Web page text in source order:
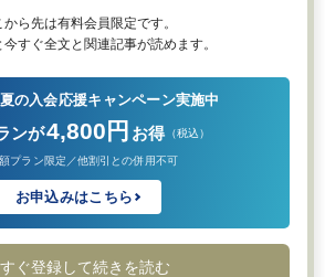
から先は有料会員限定です。
すぐ全文と関連記事が読めます。
夏の入会応援キャンペーン実施中
ンが4,800円 お得 （税込）
プラン限定／他割引との併用不可
お申込みはこちら
ぐ登録して続きを読む